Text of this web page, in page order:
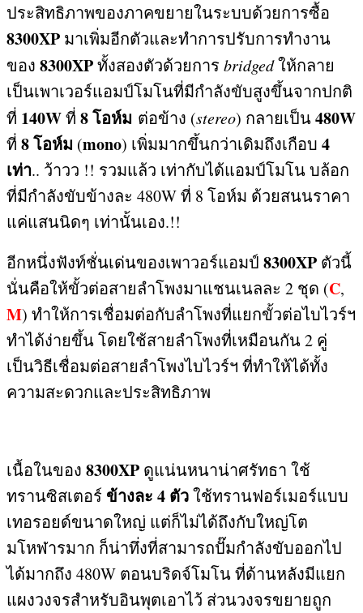
ประสิทธิภาพของภาคขยายในระบบด้วยการซื้อ
8300XP มาเพิ่มอีกตัวและทำการปรับการทำงาน
ของ 8300XPทั้งสองตัวด้วยการ bridgedให้กลาย
เป็นเพาเวอร์แอมป์โมโนที่มีกำลังขับสูงขึ้นจากปกติ
ที่ 140Wที่ 8โอห์ม ต่อข้าง (stereo) กลายเป็น480W
ที่ 8โอห์ม (mono) เพิ่มมากขึ้นกว่าเดิมถึงเกือบ 4
เท่า.. ว้าวว !! รวมแล้ว เท่ากับได้แอมป์โมโน บล้อก
ที่มีกำลังขับข้างละ 480Wที่ 8 โอห์ม ด้วยสนนราคา
แค่แสนนิดๆ เท่านั้นเอง.!!
อีกหนึ่งฟังท์ชั่นเด่นของเพาวอร์แอมป์ 8300XP ตัวนี้
นั่นคือให้ขั้วต่อสายลำโพงมาแชนเนลละ 2 ชุด (C,
M) ทำให้การเชื่อมต่อกับลำโพงที่แยกขั้วต่อไบไวร์ฯ
ทำได้ง่ายขึ้น โดยใช้สายลำโพงที่เหมือนกัน2 คู่
เป็นวิธีเชื่อมต่อสายลำโพงไบไวร์ฯ ที่ทำให้ได้ทั้ง
ความสะดวกและประสิทธิภาพ
เนื้อในของ 8300XP ดูแน่นหนาน่าศรัทธา ใช้
ทรานซิสเตอร์ ข้างละ 4 ตัวใช้ทรานฟอร์เมอร์แบบ
เทอรอยด์ขนาดใหญ่ แต่ก็ไม่ได้ถึงกับใหญ่โต
มโหฬารมาก ก็น่าทึ่งที่สามารถปั๊มกำลังขับออกไป
ได้มากถึง 480W ตอนบริดจ์โมโน ที่ด้านหลังมีแยก
แผงวงจรสำหรับอินพุตเอาไว้ ส่วนวงจรขยายถูก